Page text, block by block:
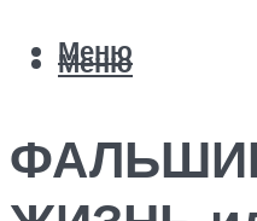
Меню
Меню